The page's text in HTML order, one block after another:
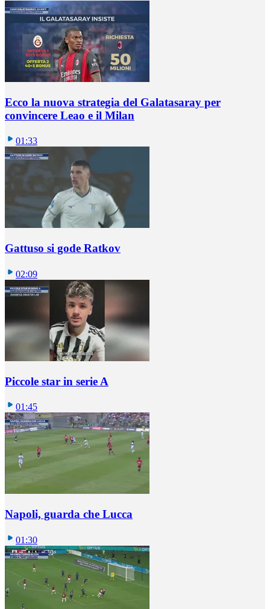
Ecco la nuova strategia del Galatasaray per
convincere Leao e il Milan
01:33
Gattuso si gode Ratkov
02:09
Piccole star in serie A
01:45
Napoli, guarda che Lucca
01:30